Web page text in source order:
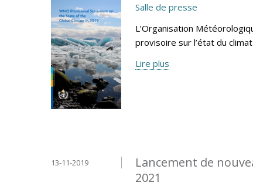
Salle de presse
L’Organisation
provisoire sur l’état du
Lire plus
Lancement de
2021
13-11-2019